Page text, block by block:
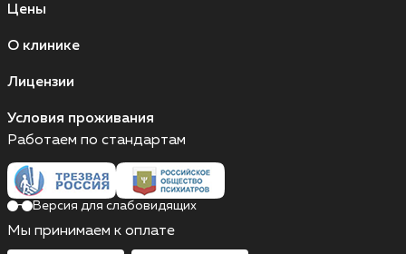
Цены
О клинике
Лицензии
Условия проживания
Работаем по стандартам
Версия для слабовидящих
Мы принимаем к оплате